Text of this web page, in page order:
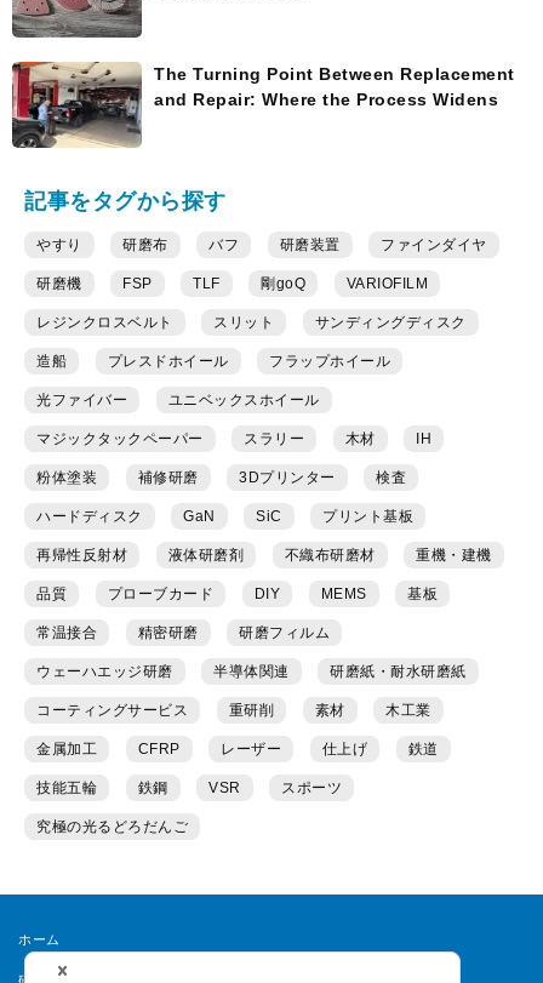
The Turning Point Between Replacement
and Repair: Where the Process Widens
記事をタグから探す
やすり 研磨布 バフ 研磨装置 ファインダイヤ
研磨機 FSP TLF 剛goQ VARIOFILM
レジンクロスベルト スリット サンディングディスク
造船 プレスドホイール フラップホイール
光ファイバー ユニベックスホイール
マジックタックペーパー スラリー 木材 IH
粉体塗装 補修研磨 3Dプリンター 検査
ハードディスク GaN SiC プリント基板
再帰性反射材 液体研磨剤 不織布研磨材 重機・建機
品質 プローブカード DIY MEMS 基板
常温接合 精密研磨 研磨フィルム
ウェーハエッジ研磨 半導体関連 研磨紙・耐水研磨紙
コーティングサービス 重研削 素材 木工業
金属加工 CFRP レーザー 仕上げ 鉄道
技能五輪 鉄鋼 VSR スポーツ
究極の光るどろだんご
ホーム